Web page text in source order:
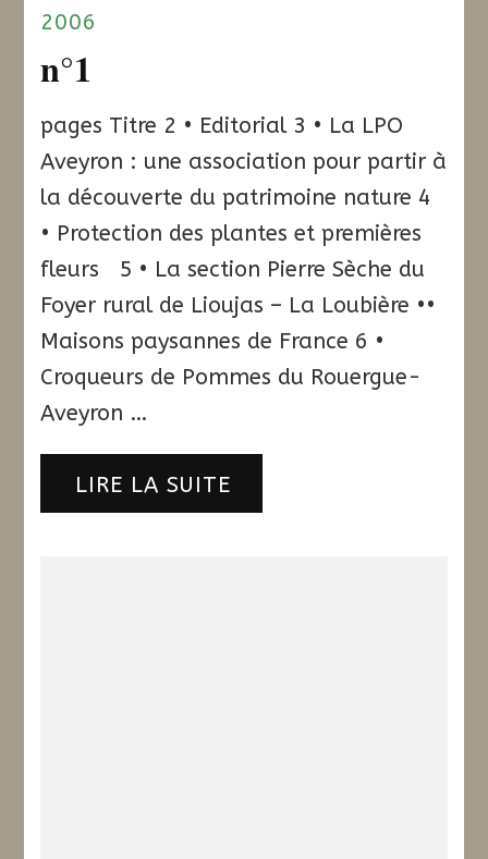
2006
n°1
pages Titre 2 • Editorial 3 • La LPO
Aveyron : une association pour partir à
la découverte du patrimoine nature 4
• Protection des plantes et premières
fleurs 5 • La section Pierre Sèche du
Foyer rural de Lioujas – La Loubière ••
Maisons paysannes de France 6 •
Croqueurs de Pommes du Rouergue-
Aveyron …
LIRE LA SUITE